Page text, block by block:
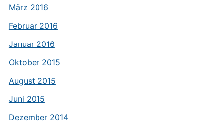
März 2016
Februar 2016
Januar 2016
Oktober 2015
August 2015
Juni 2015
Dezember 2014